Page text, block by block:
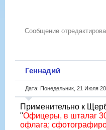
Сообщение
Геннадий
Дата: Понедельник, 21 Июля
Применительно к
"Офицеры, в шталаг
офлага;